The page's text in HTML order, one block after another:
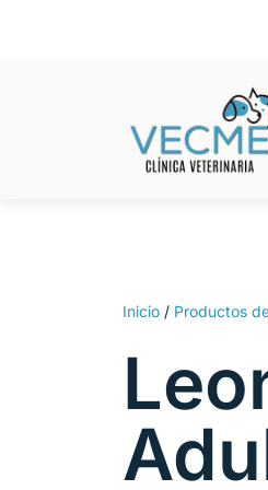
Inicio / Productos